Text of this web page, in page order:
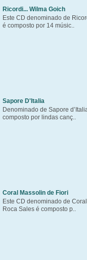
Ricordi... Wilma Goich
Este CD denominado de
é composto por 14 músic..
Sapore D'Italia
Denominado de Sapore
composto por lindas canç..
Coral Massolin de Fiori
Este CD denominado de
Roca Sales é composto p..